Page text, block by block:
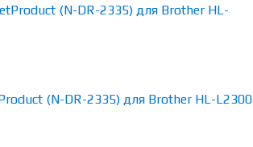
(N-DR-2335) для Brother HL-